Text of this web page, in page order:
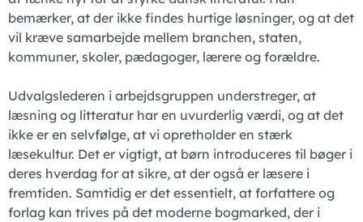
bemærker, at der ikke findes hurtige løsninger, og at det
vil kræve samarbejde mellem branchen, staten,
kommuner, skoler, pædagoger, lærere og forældre.
Udvalgslederen i arbejdsgruppen understreger, at
læsning og litteratur har en uvurderlig værdi, og at det
ikke er en selvfølge, at vi opretholder en stærk
læsekultur. Det er vigtigt, at børn introduceres til bøger i
deres hverdag for at sikre, at der også er læsere i
fremtiden. Samtidig er det essentielt, at forfattere og
forlag kan trives på det moderne bogmarked, der i